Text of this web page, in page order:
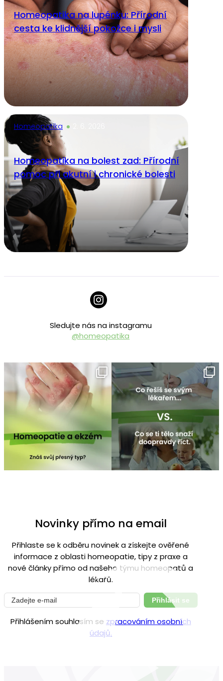
Homeopatika na lupénku: Přírodní
cesta ke klidnější pokožce i mysli
Homeopatika
Homeopatika na bolest zad: Přírodní
pomoc při akutní i chronické bolesti
Sledujte nás na instagramu
@homeopatika
homeopatika.cz
Čvc 25
homeopatika.cz
Čvc 16
Novinky přímo na email
Přihlaste se k odběru novinek a získejte ověřené
informace z oblasti homeopatie, tipy z praxe a
nové články přímo od našeho týmu homeopatů a
lékařů.
Přihlásit se
Přihlášením souhlasím se zpracováním osobních
údajů.